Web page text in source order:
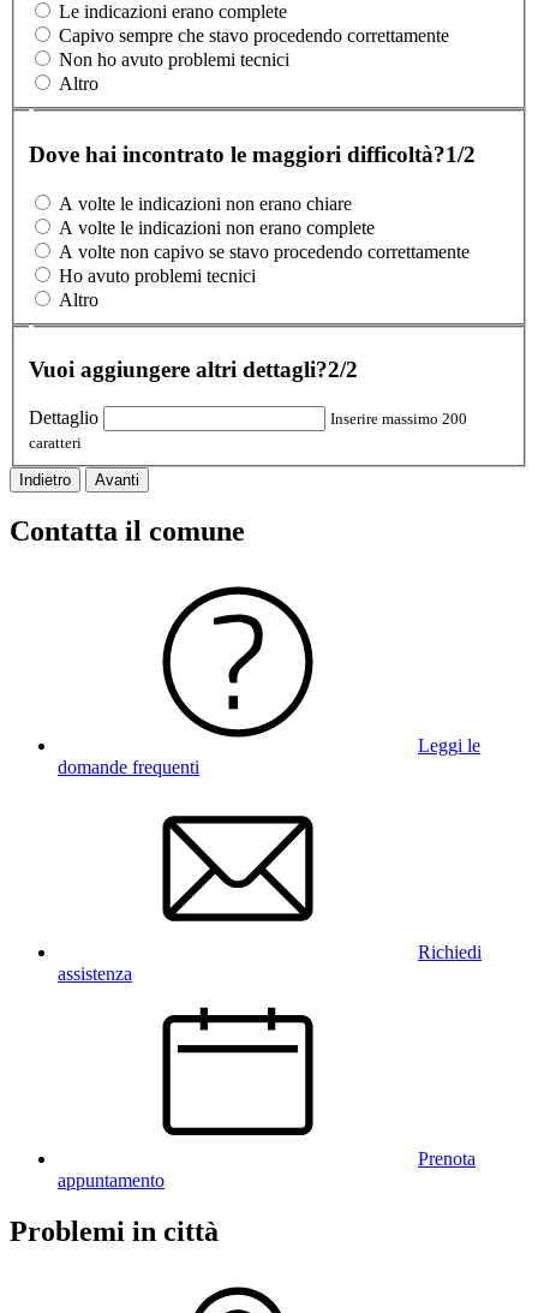
Le indicazioni erano complete
Capivo sempre che stavo procedendo correttamente
Non ho avuto problemi tecnici
Altro
Dove hai incontrato le maggiori difficoltà?1/2
A volte le indicazioni non erano chiare
A volte le indicazioni non erano complete
A volte non capivo se stavo procedendo correttamente
Ho avuto problemi tecnici
Altro
Vuoi aggiungere altri dettagli?2/2
Dettaglio
Inserire massimo 200
caratteri
Indietro Avanti
Contatta il comune
Leggi le
domande frequenti
Richiedi
assistenza
Prenota
appuntamento
Problemi in città